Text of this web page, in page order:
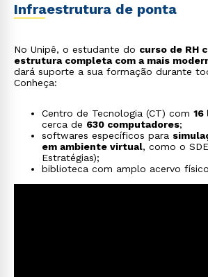
Infraestrutura de ponta
No Unipê, o estudante do curso de RH
estrutura completa com a mais
dará suporte a sua formação durante
Conheça:
Centro de Tecnologia (CT) com 16
cerca de 630 computadores;
softwares específicos para
em ambiente virtual, como o
Estratégias);
biblioteca com amplo acervo